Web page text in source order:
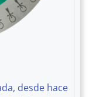
desde hace